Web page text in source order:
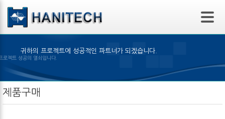
본문 바로가기
귀하의 프로젝트에 성공적인 파트너가 되겠습니다.
선택은 프로젝트 성공의 열쇠입니다.
제품구매